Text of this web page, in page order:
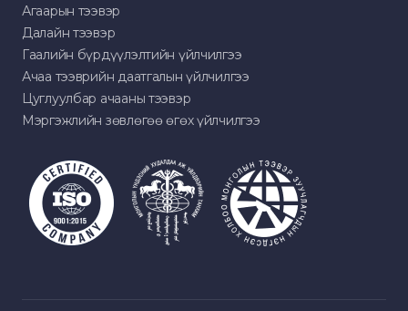
Агаарын тээвэр
Далайн тээвэр
Гаалийн бүрдүүлэлтийн үйлчилгээ
Ачаа тээврийн даатгалын үйлчилгээ
Цуглуулбар ачааны тээвэр
Мэргэжлийн зөвлөгөө өгөх үйлчилгээ